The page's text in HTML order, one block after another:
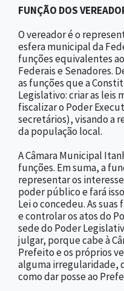
FUNÇÃO DOS
O vereador é o
esfera municipal da
funções equivalentes
Federais e Senadores.
as funções que a
Legislativo: criar as leis
fiscalizar o Poder
secretários), visando a
da população local.
A Câmara Municipal
funções. Em suma, a
representar os
poder público e fará
Lei o concedeu. As
e controlar os atos do
sede do Poder
julgar, porque cabe à
Prefeito e os próprios
alguma irregularidade,
como dar posse ao